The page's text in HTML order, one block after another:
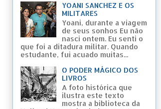
YOANI SANCHEZ E OS
MILITARES
Yoani, durante a viagem
de seus sonhos Eu não
nasci ontem. Eu senti o
que foi a ditadura militar. Quando
estudante, fui acuado muitas...
O PODER MÁGICO DOS
LIVROS
A foto histórica que
ilustra este texto
mostra a biblioteca da